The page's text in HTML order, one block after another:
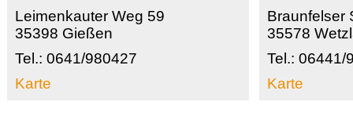
Leimenkauter Weg 59
35398 Gießen
Tel.: 0641/980427
Karte
Braunfelser
35578
Tel.: 06441/
Karte